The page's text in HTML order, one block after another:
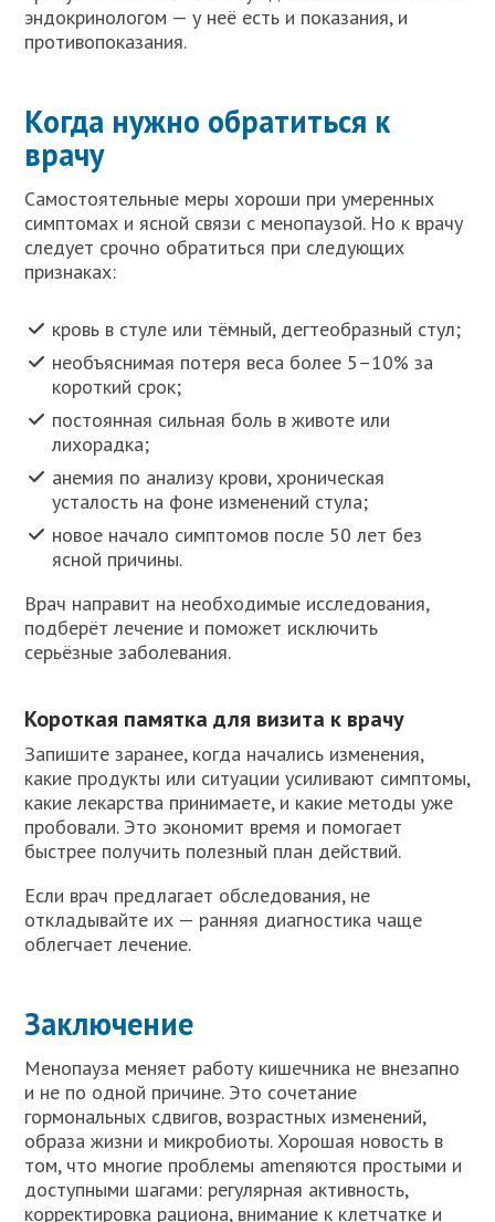
эндокринологом — у неё есть и показания, и
противопоказания.
Когда нужно обратиться к
врачу
Самостоятельные меры хороши при умеренных
симптомах и ясной связи с менопаузой. Но к врачу
следует срочно обратиться при следующих
признаках:
кровь в стуле или тёмный, дегтеобразный стул;
необъяснимая потеря веса более 5–10% за
короткий срок;
постоянная сильная боль в животе или
лихорадка;
анемия по анализу крови, хроническая
усталость на фоне изменений стула;
новое начало симптомов после 50 лет без
ясной причины.
Врач направит на необходимые исследования,
подберёт лечение и поможет исключить
серьёзные заболевания.
Короткая памятка для визита к врачу
Запишите заранее, когда начались изменения,
какие продукты или ситуации усиливают симптомы,
какие лекарства принимаете, и какие методы уже
пробовали. Это экономит время и помогает
быстрее получить полезный план действий.
Если врач предлагает обследования, не
откладывайте их — ранняя диагностика чаще
облегчает лечение.
Заключение
Менопауза меняет работу кишечника не внезапно
и не по одной причине. Это сочетание
гормональных сдвигов, возрастных изменений,
образа жизни и микробиоты. Хорошая новость в
том, что многие проблемы amenяются простыми и
доступными шагами: регулярная активность,
корректировка рациона, внимание к клетчатке и